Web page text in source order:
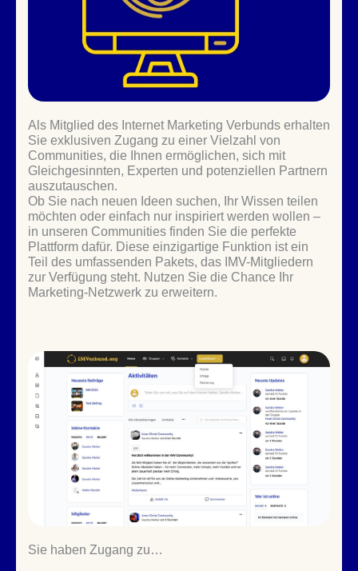
Als Mitglied des Internet Marketing Verbunds erhalten
Sie exklusiven Zugang zu einer Vielzahl von
Communities, die Ihnen ermöglichen, sich mit
Gleichgesinnten, Experten und potenziellen Partnern
auszutauschen.
Ob Sie nach neuen Ideen suchen, Ihr Wissen teilen
möchten oder einfach nur inspiriert werden wollen –
in unseren Communities finden Sie die perfekte
Plattform dafür. Diese einzigartige Funktion ist ein
Teil des umfassenden Pakets, das IMV-Mitgliedern
zur Verfügung steht. Nutzen Sie die Chance Ihr
Marketing-Netzwerk zu erweitern.
Sie haben Zugang zu…